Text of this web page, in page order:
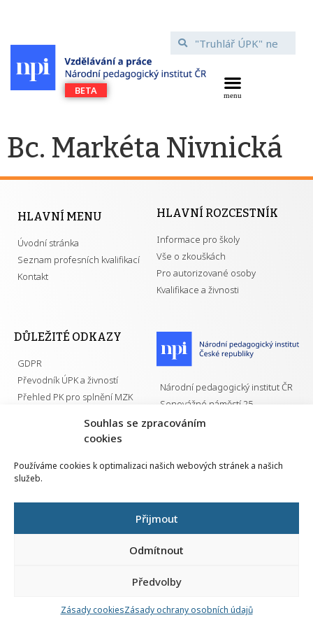
Souhlas se zpracováním
cookies
Používáme cookies k optimalizaci našich webových stránek a našich
služeb.
Přijmout
Odmítnout
Předvolby
Zásady cookiesZásady ochrany osobních údajů
Bc. Markéta Nivnická
HLAVNÍ MENU
Úvodní stránka
Seznam profesních kvalifikací
Kontakt
HLAVNÍ ROZCESTNÍK
Informace pro školy
Vše o zkouškách
Pro autorizované osoby
Kvalifikace a živnosti
DŮLEŽITÉ ODKAZY
GDPR
Převodník ÚPK a živností
Přehled PK pro splnění MZK
Národní pedagogický institut ČR
Senovážné náměstí 25
110 00 Praha 1